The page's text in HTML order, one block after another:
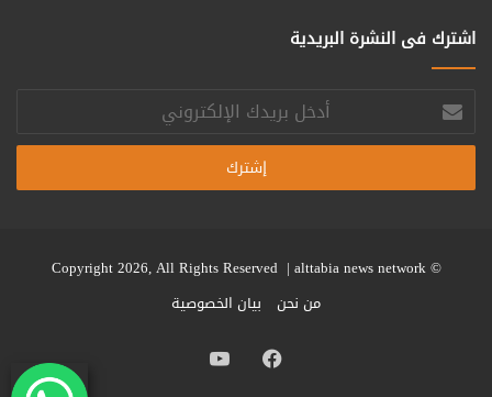
اشترك فى النشرة البريدية
أدخل
بريدك
الإلكتروني
© Copyright 2026, All Rights Reserved |
alttabia news network
من نحن
بيان الخصوصية
فيسبوك